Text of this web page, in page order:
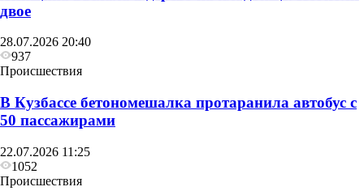
двое
28.07.2026 20:40
937
Происшествия
В Кузбассе бетономешалка протаранила автобус с
50 пассажирами
22.07.2026 11:25
1052
Происшествия